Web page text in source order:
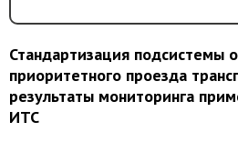
Стандартизация подсистемы
приоритетного проезда
результаты мониторинга
ИТС